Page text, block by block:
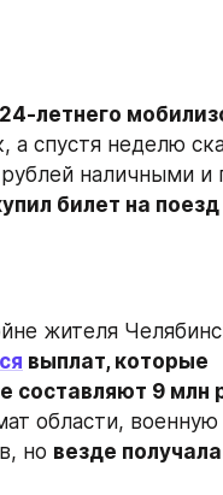
летнего
спустя неделю
наличными и
билет на
жителя
выплат, которые
составляют 9 млн
области, военную
но везде